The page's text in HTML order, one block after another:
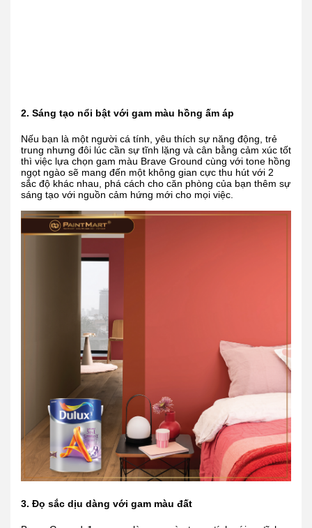
2. Sáng tạo nổi bật với gam màu hồng ấm áp
Nếu bạn là một người cá tính, yêu thích sự năng động, trẻ
trung nhưng đôi lúc cần sự tĩnh lặng và cân bằng cảm xúc tốt
thì việc lựa chọn gam màu Brave Ground cùng với tone hồng
ngọt ngào sẽ mang đến một không gian cực thu hút với 2
sắc độ khác nhau, phá cách cho căn phòng của bạn thêm sự
sáng tạo với nguồn cảm hứng mới cho mọi việc.
3. Đọ sắc dịu dàng với gam màu đất